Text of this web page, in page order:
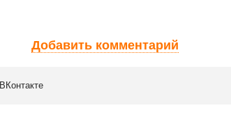
Добавить комментарий
ВКонтакте